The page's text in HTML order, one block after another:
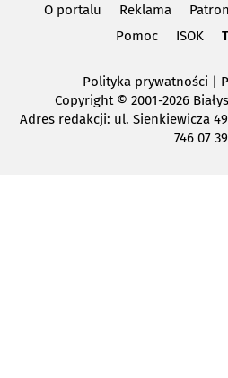
O portalu Reklama
Pomoc
ISOK
Polityka prywatności |
Copyright © 2001-2026
Adres redakcji: ul. Sienkiewicza
746 07 39